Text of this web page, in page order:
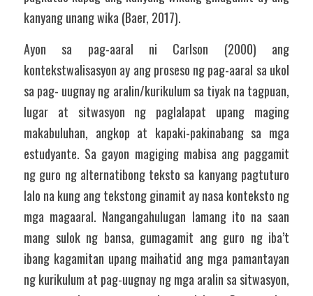
kanyang unang wika (Baer, 2017).
Ayon sa pag-aaral ni Carlson (2000) ang
kontekstwalisasyon ay ang proseso ng pag-aaral sa ukol
sa pag- uugnay ng aralin/kurikulum sa tiyak na tagpuan,
lugar at sitwasyon ng paglalapat upang maging
makabuluhan, angkop at kapaki-pakinabang sa mga
estudyante. Sa gayon magiging mabisa ang paggamit
ng guro ng alternatibong teksto sa kanyang pagtuturo
lalo na kung ang tekstong ginamit ay nasa konteksto ng
mga magaaral. Nangangahulugan lamang ito na saan
mang sulok ng bansa, gumagamit ang guro ng iba’t
ibang kagamitan upang maihatid ang mga pamantayan
ng kurikulum at pag-uugnay ng mga aralin sa sitwasyon,